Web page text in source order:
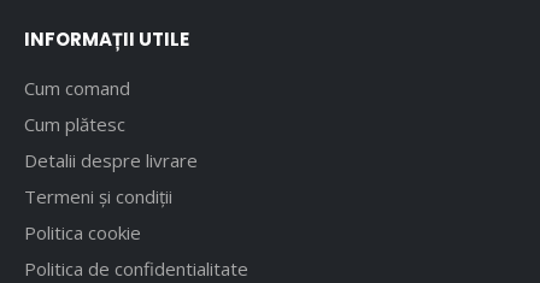
INFORMAȚII UTILE
Cum comand
Cum plătesc
Detalii despre livrare
Termeni și condiții
Politica cookie
Politica de confidentialitate